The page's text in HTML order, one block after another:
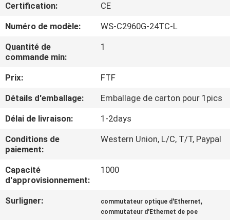
PROPOS
DE
NOUS
VISITE
DE
L'USINE
CONTRÔLE
DE
LA
QUALITÉ
Certification:
CE
Numéro de modèle:
WS-C2960G-24TC-L
Quantité de
commande min:
1
Prix:
FTF
Détails d'emballage:
Emballage de carton pour 1pics
Délai de livraison:
1-2days
Conditions de
paiement:
Western Union, L/C, T/T, Paypal
Capacité
d'approvisionnement:
1000
Surligner: commutateur optique d'Ethernet,
commutateur d'Ethernet de poe